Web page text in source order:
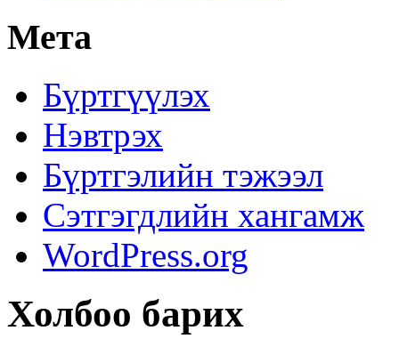
Мета
Бүртгүүлэх
Нэвтрэх
Бүртгэлийн тэжээл
Сэтгэгдлийн хангамж
WordPress.org
Холбоо барих